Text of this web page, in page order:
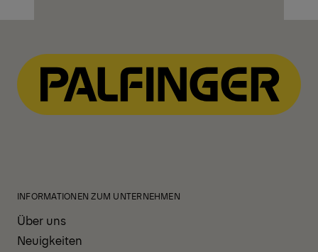
INFORMATIONEN ZUM UNTERNEHMEN
Über uns
Neuigkeiten